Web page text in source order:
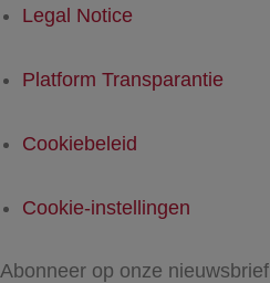
Legal Notice
Platform Transparantie
Cookiebeleid
Cookie-instellingen
Abonneer op onze nieuwsbrief